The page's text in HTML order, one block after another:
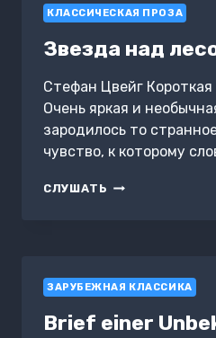
КЛАССИЧЕСКАЯ ПРОЗА
Звезда над
Стефан Цвейг
Очень яркая и
зародилось то
чувство, к которому
СЛУШАТЬ ЗВЕЗДА
ЗАРУБЕЖНАЯ КЛАССИКА
Brief einer